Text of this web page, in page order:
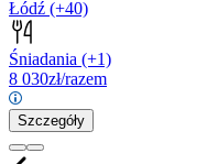
Łódź (+40)
Śniadania (+1)
8 030zł/razem
Szczegóły